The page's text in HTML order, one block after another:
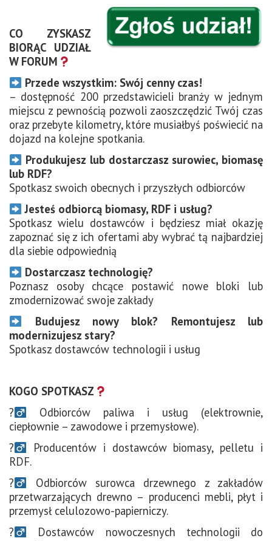
CO ZYSKASZ
BIORĄC UDZIAŁ
W FORUM
Przede wszystkim: Swój cenny czas!
– dostępność 200 przedstawicieli branży w jednym
miejscu z pewnością pozwoli zaoszczędzić Twój czas
oraz przebyte kilometry, które musiałbyś poświecić na
dojazd na kolejne spotkania.
Produkujesz lub dostarczasz surowiec, biomasę
lub RDF?
Spotkasz swoich obecnych i przyszłych odbiorców
Jesteś odbiorcą biomasy, RDF i usług?
Spotkasz wielu dostawców i będziesz miał okazję
zapoznać się z ich ofertami aby wybrać tą najbardziej
dla siebie odpowiednią
Dostarczasz technologię?
Poznasz osoby chcące postawić nowe bloki lub
zmodernizować swoje zakłady
Budujesz nowy blok? Remontujesz lub
modernizujesz stary?
Spotkasz dostawców technologii i usług
KOGO SPOTKASZ
?‍
Odbiorców paliwa i usług (elektrownie,
ciepłownie – zawodowe i przemysłowe).
?‍
Producentów i dostawców biomasy, pelletu i
RDF.
?‍
Odbiorców surowca drzewnego z zakładów
przetwarzających drewno – producenci mebli, płyt i
przemysł celulozowo-papierniczy.
?‍
Dostawców nowoczesnych technologii do